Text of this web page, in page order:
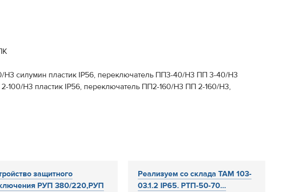
силумин пластик IP56, переключатель ПП3-40/Н3 ПП 3-40/Н3
Н3 пластик IP56, переключатель ПП2-160/Н3 ПП 2-160/Н3,
защитного
РУП 380/220,РУП
Реализуем со склада ТАМ 103-
03.1.2 IP65. РТП-50-70...